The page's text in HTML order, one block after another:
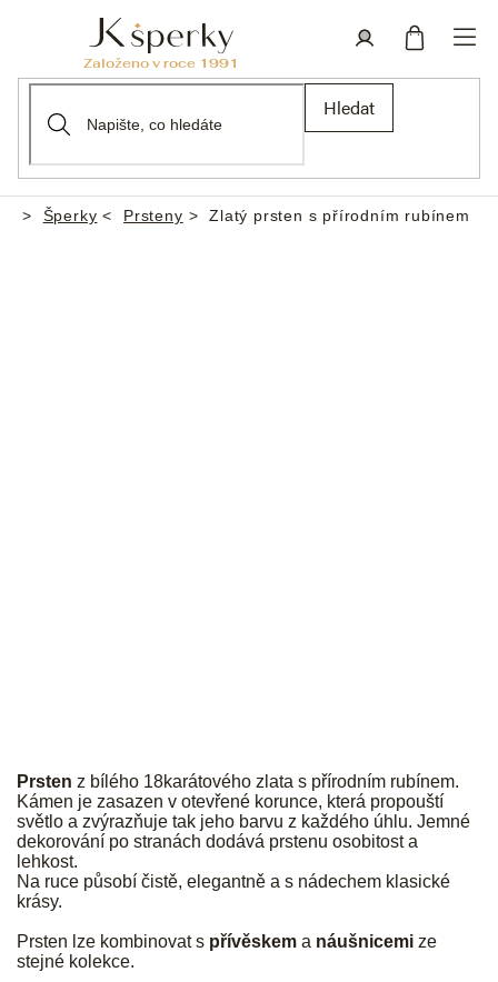
Hledat
Domů
Šperky Prsteny Zlatý prsten s přírodním rubínem
Prsten z bílého 18karátového zlata s přírodním rubínem.
Kámen je zasazen v otevřené korunce, která propouští
světlo a zvýrazňuje tak jeho barvu z každého úhlu. Jemné
dekorování po stranách dodává prstenu osobitost a
lehkost.
Na ruce působí čistě, elegantně a s nádechem klasické
krásy.
Prsten lze kombinovat s přívěskem a náušnicemi ze
stejné kolekce.